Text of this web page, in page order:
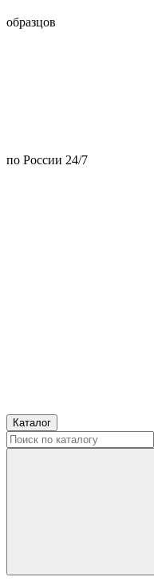
образцов
по России 24/7
Каталог